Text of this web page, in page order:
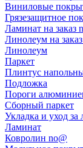
Виниловые
Грязезащитное
Ламинат на заказ
Линолеум на
Линолеум
Паркет
Плинтус
Подложка
Пороги
Сборный паркет
Укладка и уход за
Ламинат
Ковролин no@